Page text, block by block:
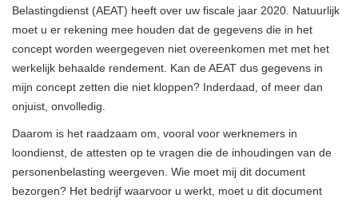
Belastingdienst (AEAT) heeft over uw fiscale jaar 2020. Natuurlijk
moet u er rekening mee houden dat de gegevens die in het
concept worden weergegeven niet overeenkomen met met het
werkelijk behaalde rendement. Kan de AEAT dus gegevens in
mijn concept zetten die niet kloppen? Inderdaad, of meer dan
onjuist, onvolledig.
Daarom is het raadzaam om, vooral voor werknemers in
loondienst, de attesten op te vragen die de inhoudingen van de
personenbelasting weergeven. Wie moet mij dit document
bezorgen? Het bedrijf waarvoor u werkt, moet u dit document